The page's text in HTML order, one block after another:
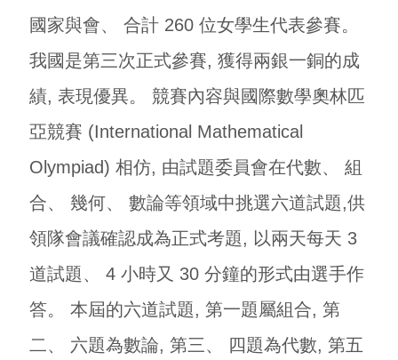
國家與會、 合計 260 位女學生代表參賽。
我國是第三次正式參賽, 獲得兩銀一銅的成
績, 表現優異。 競賽內容與國際數學奧林匹
亞競賽 (International Mathematical
Olympiad) 相仿, 由試題委員會在代數、 組
合、 幾何、 數論等領域中挑選六道試題,供
領隊會議確認成為正式考題, 以兩天每天 3
道試題、 4 小時又 30 分鐘的形式由選手作
答。 本屆的六道試題, 第一題屬組合, 第
二、 六題為數論, 第三、 四題為代數, 第五